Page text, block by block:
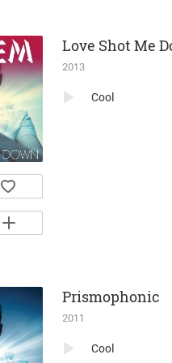
Love Shot Me
2013
Cool
Prismophonic
2011
Cool